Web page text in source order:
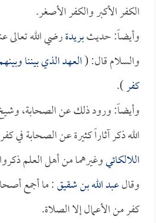
الكفر الأكبر والكفر الأصغر.
وأيضاً: حديثبريدةرضي الله تعالى
والسلام قال: (العهد الذي بيننا
كفر).
وأيضاً: ورود ذلك عن الصحابة،
الله ذكر آثاراً كثيرة عن الصحابة في
اللالكائيوغيرهما من أهل العلم
وقالعبد الله بن شقيق: ما أجمع
كفر من الأعمال إلا الصلاة.